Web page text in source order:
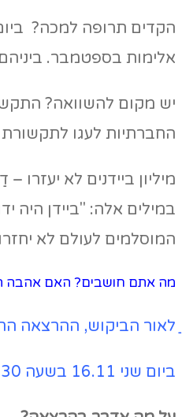
אלימות בספטמבר.
יש מקום להשוואה?
החברתיות לעגו
מיליון ביידנים לא יעזרו
המוסלמים לעולם לא
מה אתם חושבים? האם אהבה
ַלאור הביקוש, ההרצאה
ביום שני 16.11 בשעה 20:30